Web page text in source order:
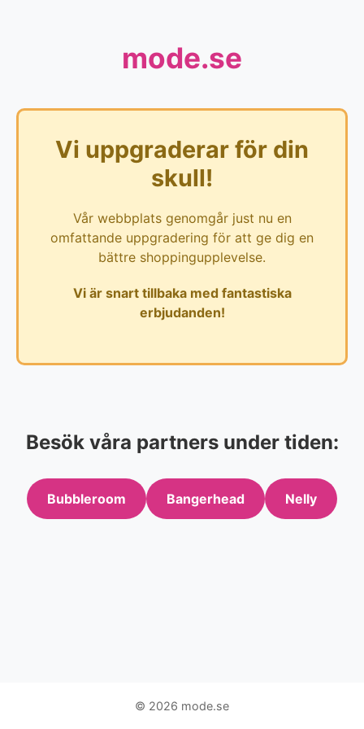
mode.se
Vi uppgraderar för din
skull!
Vår webbplats genomgår just nu en
omfattande uppgradering för att ge dig en
bättre shoppingupplevelse.
Vi är snart tillbaka med fantastiska
erbjudanden!
Besök våra partners under tiden:
Bubbleroom Bangerhead Nelly
© 2026 mode.se